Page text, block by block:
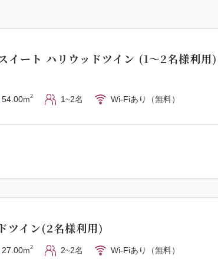
煮カレー風味、鶏
バケットサンド、
8月／ケークサレ
ルト小麦のサラダ
時間：17：30～21
※メニューは仕入
イート ハリウッドツイン (1～2名様利
54.00m2 1~2名 Wi-Fiあり（無料）
ツイン(2名様利用)
27.00m2 2~2名 Wi-Fiあり（無料）